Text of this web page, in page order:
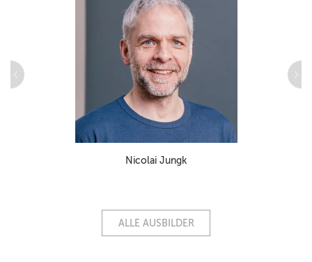
Nicolai Jungk
ALLE AUSBILDER